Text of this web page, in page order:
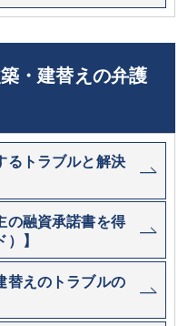
・建替えの弁護
るトラブルと解決
の融資承諾書を得
】
替えのトラブルの